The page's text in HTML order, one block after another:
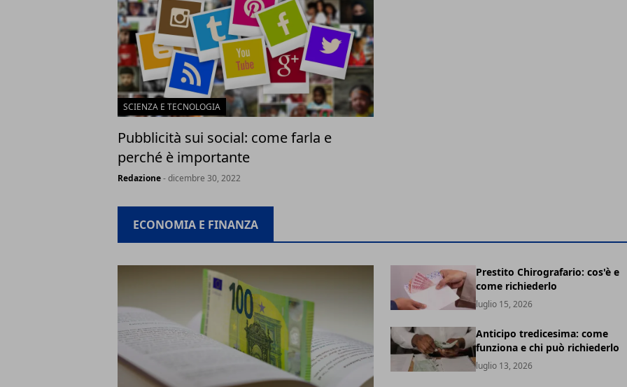
SCIENZA E TECNOLOGIA
Pubblicità sui social: come farla e
perché è importante
Redazione- dicembre 30, 2022
ECONOMIA E FINANZA
Prestito Chirografario: cos'è e
come richiederlo
luglio 15, 2026
Anticipo tredicesima: come
funziona e chi può richiederlo
luglio 13, 2026